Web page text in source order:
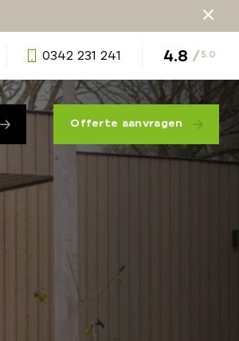
0342 231 241 4.8 /5.0
Offerte aanvragen